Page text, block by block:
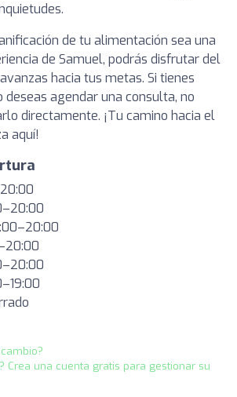
de tu alimentación sea una
de Samuel, podrás disfrutar del
hacia tus metas. Si tienes
agendar una consulta, no
directamente. ¡Tu camino hacia el
aquí!
Crea una cuenta gratis para gestionar su